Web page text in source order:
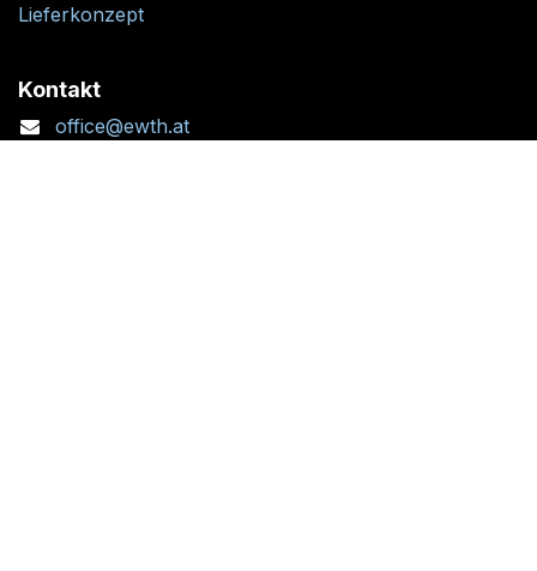
Lieferkonzept
Kontakt
office@ewth.at